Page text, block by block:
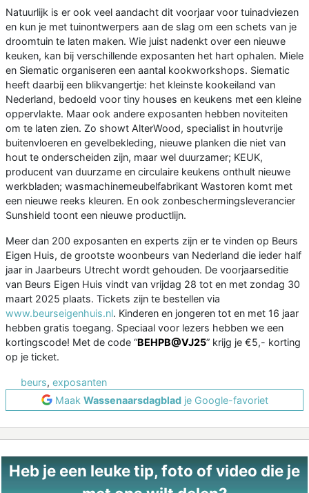
Natuurlijk is er ook veel aandacht dit voorjaar voor tuinadviezen
en kun je met tuinontwerpers aan de slag om een schets van je
droomtuin te laten maken. Wie juist nadenkt over een nieuwe
keuken, kan bij verschillende exposanten het hart ophalen. Miele
en Siematic organiseren een aantal kookworkshops. Siematic
heeft daarbij een blikvangertje: het kleinste kookeiland van
Nederland, bedoeld voor tiny houses en keukens met een kleine
oppervlakte. Maar ook andere exposanten hebben noviteiten
om te laten zien. Zo showt AlterWood, specialist in houtvrije
buitenvloeren en gevelbekleding, nieuwe planken die niet van
hout te onderscheiden zijn, maar wel duurzamer; KEUK,
producent van duurzame en circulaire keukens onthult nieuwe
werkbladen; wasmachinemeubelfabrikant Wastoren komt met
een nieuwe reeks kleuren. En ook zonbeschermingsleverancier
Sunshield toont een nieuwe productlijn.
Meer dan 200 exposanten en experts zijn er te vinden op Beurs
Eigen Huis, de grootste woonbeurs van Nederland die ieder half
jaar in Jaarbeurs Utrecht wordt gehouden. De voorjaarseditie
van Beurs Eigen Huis vindt van vrijdag 28 tot en met zondag 30
maart 2025 plaats. Tickets zijn te bestellen via
www.beurseigenhuis.nl. Kinderen en jongeren tot en met 16 jaar
hebben gratis toegang. Speciaal voor lezers hebben we een
kortingscode! Met de code “BEHPB@VJ25” krijg je €5,- korting
op je ticket.
beurs, exposanten
Maak Wassenaarsdagbladje Google-favoriet
Heb je een leuke tip, foto of video die je